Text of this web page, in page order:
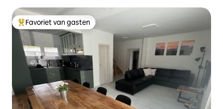
Topfavoriet van gasten
Favoriet van gasten